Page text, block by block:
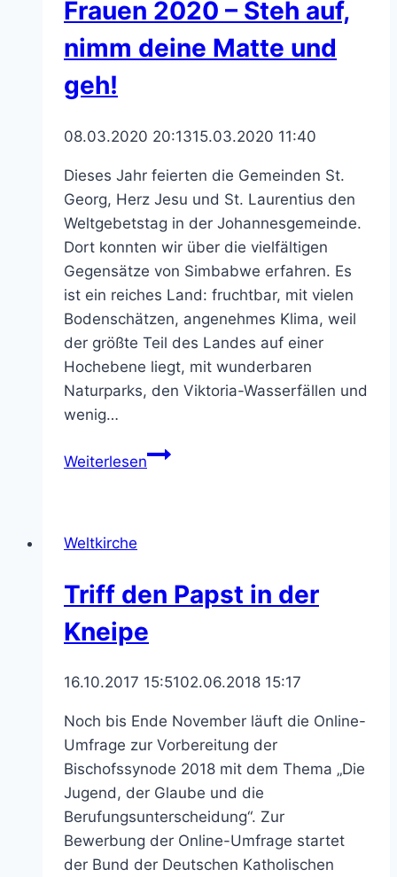
Frauen 2020 – Steh auf,
nimm deine Matte und
geh!
08.03.2020 20:1315.03.2020 11:40
Dieses Jahr feierten die Gemeinden St.
Georg, Herz Jesu und St. Laurentius den
Weltgebetstag in der Johannesgemeinde.
Dort konnten wir über die vielfältigen
Gegensätze von Simbabwe erfahren. Es
ist ein reiches Land: fruchtbar, mit vielen
Bodenschätzen, angenehmes Klima, weil
der größte Teil des Landes auf einer
Hochebene liegt, mit wunderbaren
Naturparks, den Viktoria-Wasserfällen und
wenig…
WeiterlesenWeltgebetstag
auf,
deine
und
geh!
Weltkirche
Triff den Papst in der
Kneipe
16.10.2017 15:5102.06.2018 15:17
Noch bis Ende November läuft die Online-
Umfrage zur Vorbereitung der
Bischofssynode 2018 mit dem Thema „Die
Jugend, der Glaube und die
Berufungsunterscheidung“. Zur
Bewerbung der Online-Umfrage startet
der Bund der Deutschen Katholischen